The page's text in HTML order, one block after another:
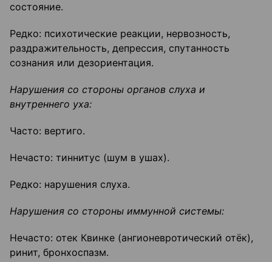
состояние.
Редко: психотические реакции, нервозность,
раздражительность, депрессия, спутанность
сознания или дезориентация.
Нарушения со стороны органов слуха и
внутреннего уха:
Часто: вертиго.
Нечасто: тиннитус (шум в ушах).
Редко: нарушения слуха.
Нарушения со стороны иммунной системы:
Нечасто: отек Квинке (ангионевротический отёк),
ринит, бронхоспазм.